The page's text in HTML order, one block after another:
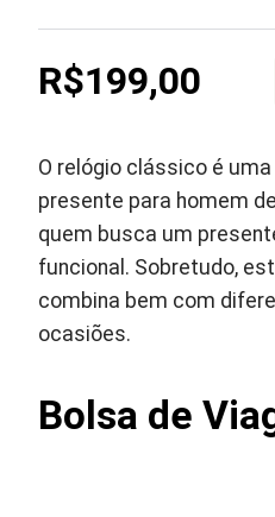
R$199,00
O relógio clássico é
presente para homem
quem busca um
funcional. Sobretudo,
combina bem com
ocasiões.
Bolsa de